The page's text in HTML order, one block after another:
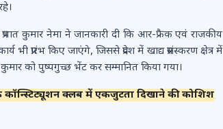
कुमार नेमा ने जानकारी दी कि आर-फ्रैक एवं राजकीय
भी प्रारंभ किए जाएंगे, जिससे प्रदेश में खाद्य प्रसंस्करण क्षेत्र में
कुमार को पुष्पगुच्छ भेंट कर सम्मानित किया गया।
कॉन्स्टिट्यूशन क्लब में एकजुटता दिखाने की कोशिश